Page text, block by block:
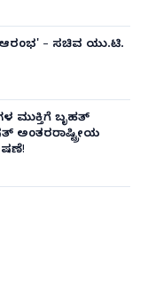
ಆರಂಭ' – ಸಚಿವ ಯು.ಟಿ.
ಮುಕ್ತಿಗೆ ಬೃಹತ್
ಅಂತರರಾಷ್ಟ್ರೀಯ